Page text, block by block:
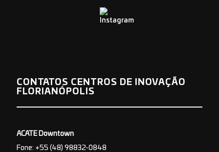
CONTATOS CENTROS DE INOVAÇÃO
FLORIANÓPOLIS
ACATE Downtown
Fone: +55 (48) 98832-0848